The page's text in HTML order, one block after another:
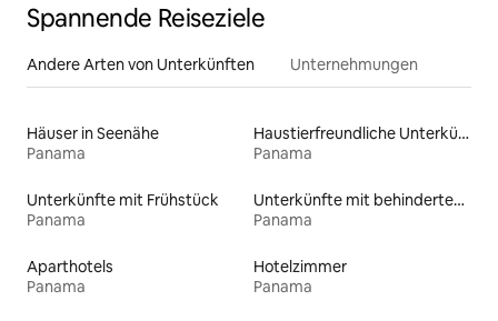
Spannende Reiseziele
Andere Arten von Unterkünften Unternehmungen
Häuser in Seenähe
Panama
Haustierfreundliche Unterkünfte
Panama
Unterkünfte mit Frühstück
Panama
Unterkünfte mit behindertengerechtem Bett
Panama
Aparthotels
Panama
Hotelzimmer
Panama